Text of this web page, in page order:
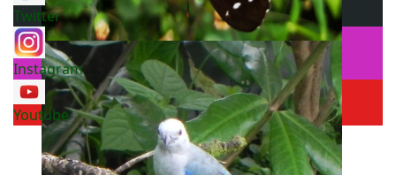
Twitter
Instagram
Youtube